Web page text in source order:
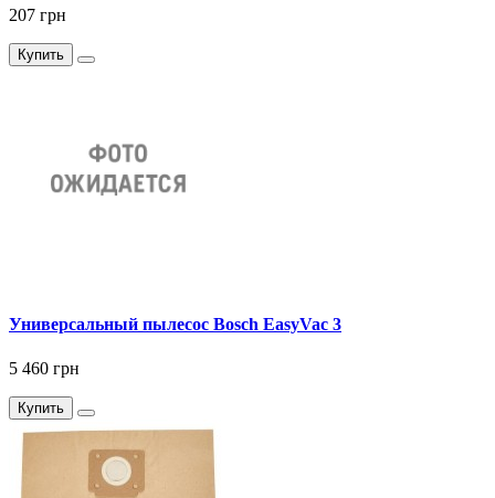
207 грн
Купить
Универсальный пылесос Bosch EasyVac 3
5 460 грн
Купить